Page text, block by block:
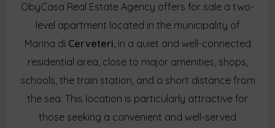
ObyCasa Real Estate Agency offers for sale a two-
level apartment located in the municipality of
Marina di Cerveteri, in a quiet and well-connected
residential area, close to major amenities, shops,
schools, the train station, and a short distance from
the sea. This location is particularly attractive for
those seeking a convenient and well-served